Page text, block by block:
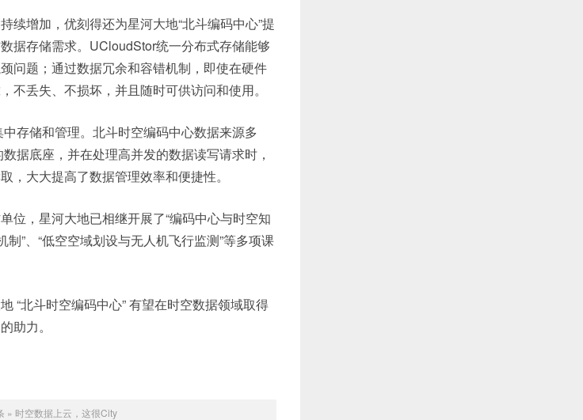
续增加，优刻得还为星河大地“北斗编码中心”提
据存储需求。UCloudStor统一分布式存储能够
问题；通过数据冗余和容错机制，即使在硬件
丢失、不损坏，并且随时可供访问和使用。
存储和管理。北斗时空编码中心数据来源多
据底座，并在处理高并发的数据读写请求时，
，大大提高了数据管理效率和便捷性。
位，星河大地已相继开展了“编码中心与时空知
”、“低空空域划设与无人机飞行监测”等多项课
“北斗时空编码中心” 有望在时空数据领域取得
助力。
» 时空数据上云，这很City